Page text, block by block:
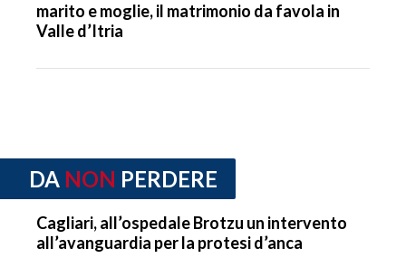
marito e moglie, il matrimonio da favola in
Valle d’Itria
DA NON PERDERE
Cagliari, all’ospedale Brotzu un intervento
all’avanguardia per la protesi d’anca